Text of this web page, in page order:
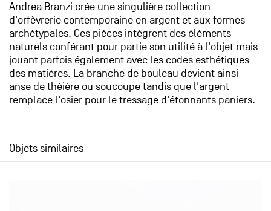
Andrea Branzi crée une singulière collection
d'orfèvrerie contemporaine en argent et aux formes
archétypales. Ces pièces intègrent des éléments
naturels conférant pour partie son utilité à l'objet mais
jouant parfois également avec les codes esthétiques
des matières. La branche de bouleau devient ainsi
anse de théière ou soucoupe tandis que l'argent
remplace l'osier pour le tressage d'étonnants paniers.
Objets similaires